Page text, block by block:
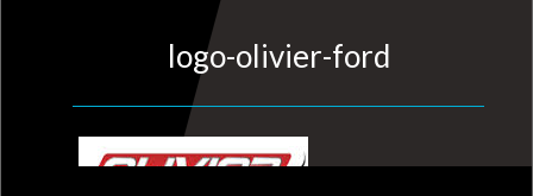
QUALITÉ CERTIFIÉE
NOUS TROUVER
logo-olivier-ford